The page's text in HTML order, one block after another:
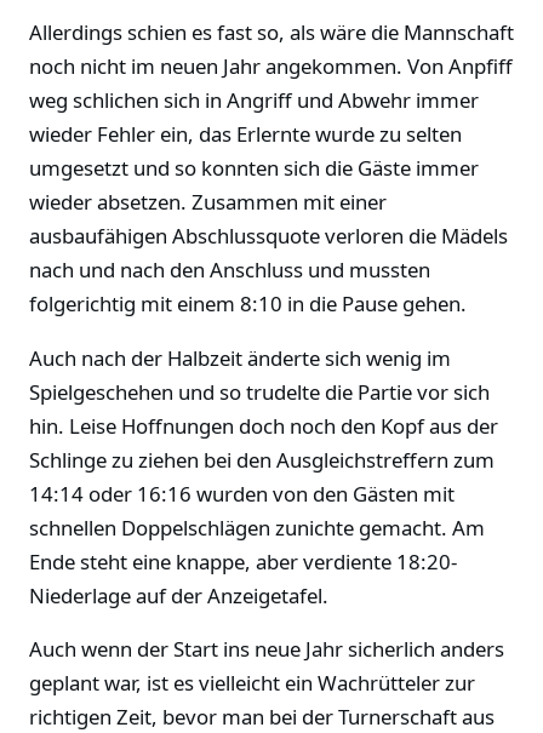
Allerdings schien es fast so, als wäre die Mannschaft
noch nicht im neuen Jahr angekommen. Von Anpfiff
weg schlichen sich in Angriff und Abwehr immer
wieder Fehler ein, das Erlernte wurde zu selten
umgesetzt und so konnten sich die Gäste immer
wieder absetzen. Zusammen mit einer
ausbaufähigen Abschlussquote verloren die Mädels
nach und nach den Anschluss und mussten
folgerichtig mit einem 8:10 in die Pause gehen.
Auch nach der Halbzeit änderte sich wenig im
Spielgeschehen und so trudelte die Partie vor sich
hin. Leise Hoffnungen doch noch den Kopf aus der
Schlinge zu ziehen bei den Ausgleichstreffern zum
14:14 oder 16:16 wurden von den Gästen mit
schnellen Doppelschlägen zunichte gemacht. Am
Ende steht eine knappe, aber verdiente 18:20-
Niederlage auf der Anzeigetafel.
Auch wenn der Start ins neue Jahr sicherlich anders
geplant war, ist es vielleicht ein Wachrütteler zur
richtigen Zeit, bevor man bei der Turnerschaft aus